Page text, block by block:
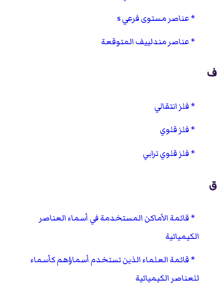
عناصر مستوى فرعي s
عناصر مندلييف المتوقعة
ف
فلز انتقالي
فلز قلوي
فلز قلوي ترابي
ق
قائمة الأماكن المستخدمة في أسماء العناصر
الكيميائية
قائمة العلماء الذين تستخدم أسماؤهم كأسماء
للعناصر الكيميائية